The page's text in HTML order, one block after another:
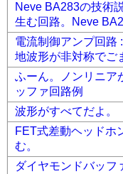
Neve BA283の技
生む回路。Neve
電流制御アンプ回
地波形が非対称でご
ふーん。ノンリニア
ッファ回路例
波形がすべてだよ。
FET式差動ヘッド
む。
ダイヤモンドバッ